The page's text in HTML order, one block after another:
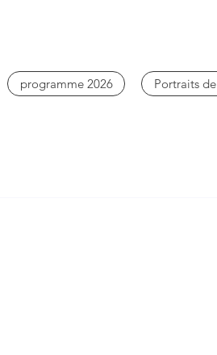
programme 2026 Portraits